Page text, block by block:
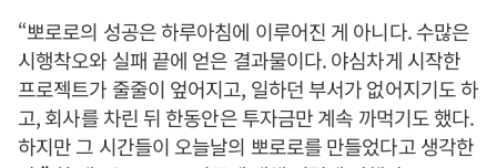
“뽀로로의 성공은 하루아침에 이루어진 게 아니다. 수많은
시행착오와 실패 끝에 얻은 결과물이다. 야심차게 시작한
프로젝트가 줄줄이 엎어지고, 일하던 부서가 없어지기도 하
고, 회사를 차린 뒤 한동안은 투자금만 계속 까먹기도 했다.
하지만 그 시간들이 오늘날의 뽀로로를 만들었다고 생각한